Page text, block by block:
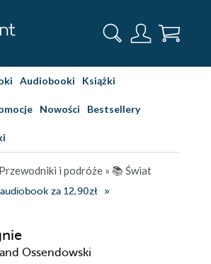
Audiobooki Książki
Nowości Bestsellery
Przewodniki i podróże » 📚 Świat
za 12,90zł
Ossendowski